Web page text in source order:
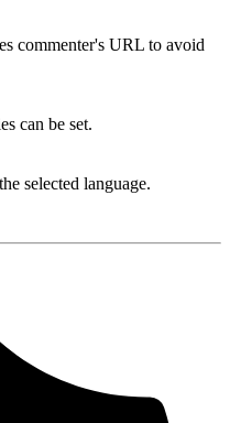
commenter's URL to avoid
can be set.
selected language.